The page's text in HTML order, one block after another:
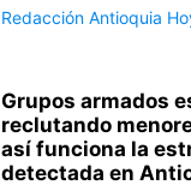
Redacción Antioquia
Grupos armados
reclutando
así funciona la
detectada en